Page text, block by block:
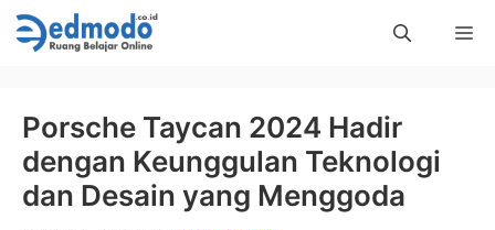
Skip
to
Porsche Taycan 2024 Hadir
dengan Keunggulan Teknologi
dan Desain yang Menggoda